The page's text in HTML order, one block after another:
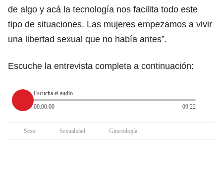
de algo y acá la tecnología nos facilita todo este
tipo de situaciones. Las mujeres empezamos a vivir
una libertad sexual que no había antes”.
Escuche la entrevista completa a continuación:
Escucha el audio
00:00:00
09:22
Sexo Sexualidad Ginecología